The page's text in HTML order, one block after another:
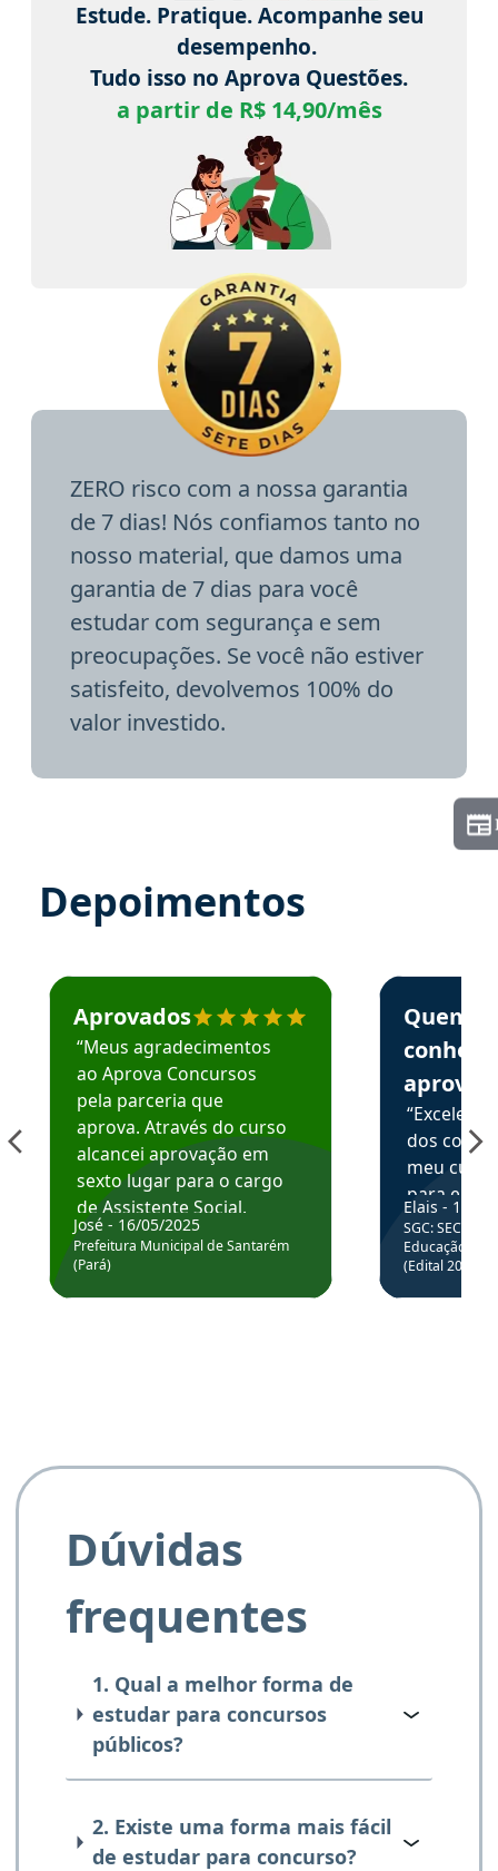
Estude. Pratique. Acompanhe seu
desempenho.
Tudo isso no Aprova Questões.
a partir de R$ 14,90/mês
ZERO risco com a nossa garantia
de 7 dias! Nós confiamos tanto no
nosso material, que damos uma
garantia de 7 dias para você
estudar com segurança e sem
preocupações. Se você não estiver
satisfeito, devolvemos 100% do
valor investido.
Depoimentos
Estudante José recomenda o Aprova Concursos em
Aprovados
“Meus agradecimentos
ao Aprova Concursos
pela parceria que
aprova. Através do curso
alcancei aprovação em
sexto lugar para o cargo
de Assistente Social.
Hoje estou atuando na
Prefeitura de Santarém.
José - 16/05/2025
Prefeitura Municipal de Santarém
(Pará)
Estudante
Quem
aprova
dos
meu
para
colocar
através
de
Elais - 15/
SGC: SEC BA
Educação
(Edital
Dúvidas
frequentes
1. Qual a melhor forma de
estudar para concursos
públicos?
2. Existe uma forma mais fácil
de estudar para concurso?